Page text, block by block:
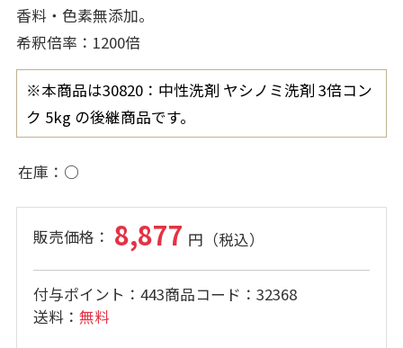
香料・色素無添加。
希釈倍率：1200倍
※本商品は30820：中性洗剤 ヤシノミ洗剤 3倍コン
ク 5kg の後継商品です。
在庫 ○
8,877
付与ポイント 443商品コード
32368
送料
無料